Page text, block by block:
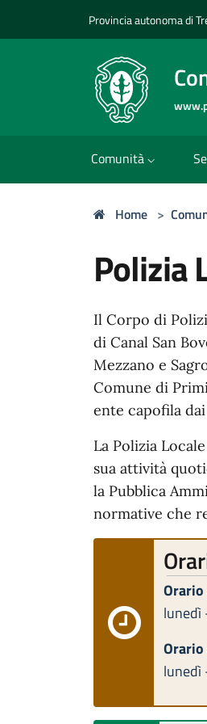
Provincia autonoma di
Comunità
Home >
Polizia
Il Corpo di
di Canal San
Mezzano e
Comune di
ente capofila
La Polizia
sua attività
la Pubblica
normative che
lunedì
lunedì